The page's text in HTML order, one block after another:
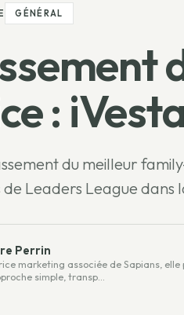
GÉNÉRAL
:
du meilleur
Leaders League dans
Perrin
marketing associée de Sapians, elle
simple, transp…